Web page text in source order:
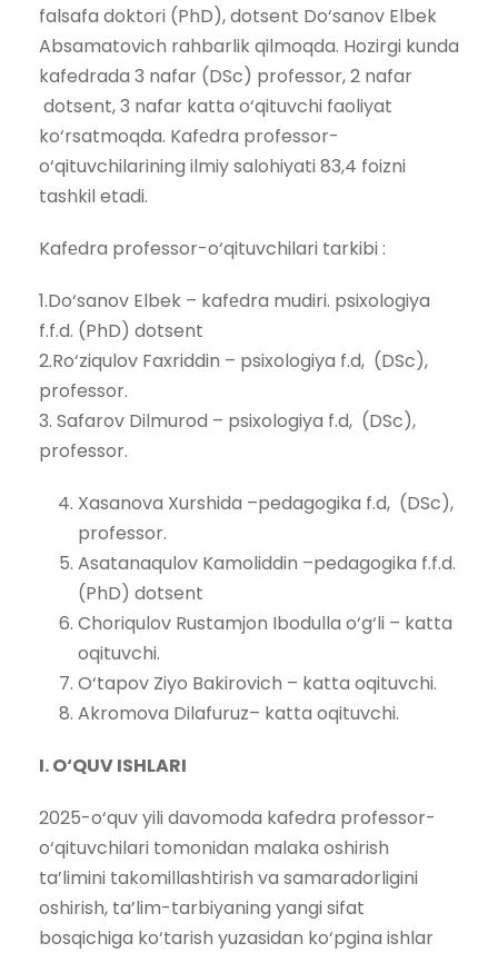
falsafa doktori (PhD), dotsent Do‘sanov Elbek
Absamatovich rahbarlik qilmoqda. Hozirgi kunda
kafedrada 3 nafar (DSc) professor, 2 nafar
dotsent, 3 nafar katta o‘qituvchi faoliyat
ko‘rsatmoqda. Kafеdra professor-
o‘qituvchilarining ilmiy salohiyati 83,4 foizni
tashkil etadi.
Kafеdra professor-o‘qituvchilari tarkibi :
1.Do‘sanov Elbek – kafеdra mudiri. psixologiya
f.f.d. (PhD) dotsent
2.Ro‘ziqulov Faxriddin – psixologiya f.d, (DSc),
professor.
3. Safarov Dilmurod – psixologiya f.d, (DSc),
professor.
Xasanova Xurshida –pedagogika f.d, (DSc),
professor.
Asatanaqulov Kamoliddin –pedagogika f.f.d.
(PhD) dotsent
Choriqulov Rustamjon Ibodulla o‘g‘li – katta
oqituvchi.
O‘tapov Ziyo Bakirovich – katta oqituvchi.
Akromova Dilafuruz– katta oqituvchi.
I. O‘QUV ISHLARI
2025-o‘quv yili davomoda kafedra professor-
o‘qituvchilari tomonidan malaka oshirish
ta’limini takomillashtirish va samaradorligini
oshirish, ta’lim-tarbiyaning yangi sifat
bosqichiga ko‘tarish yuzasidan ko‘pgina ishlar